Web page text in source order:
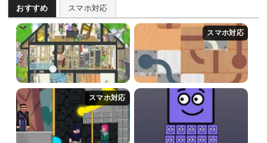
おすすめ スマホ対応